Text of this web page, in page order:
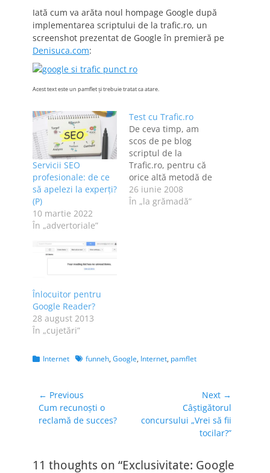
Iată cum va arăta noul hompage Google după
implementarea scriptului de la trafic.ro, un
screenshot prezentat de Google în premieră pe
Denisuca.com:
Acest text este un pamflet şi trebuie tratat ca atare.
Servicii SEO
profesionale: de ce
să apelezi la experți?
(P)
10 martie 2022
În „advertoriale”
Test cu Trafic.ro
De ceva timp, am
scos de pe blog
scriptul de la
Trafic.ro, pentru că
orice altă metodă de
măsurare a
traficului de pe
26 iunie 2008
În „la grămadă”
Înlocuitor pentru
Google Reader?
28 august 2013
În „cujetări”
Categories
Internet Tagsfunneh, Google, Internet, pamflet
Navigare
în
articole
← Previous
Previous
post:
Cum recunoşti o
reclamă de succes?
Next →
post:
Câştigătorul
concursului „Vrei să fii
tocilar?”
11 thoughts on “Exclusivitate: Google